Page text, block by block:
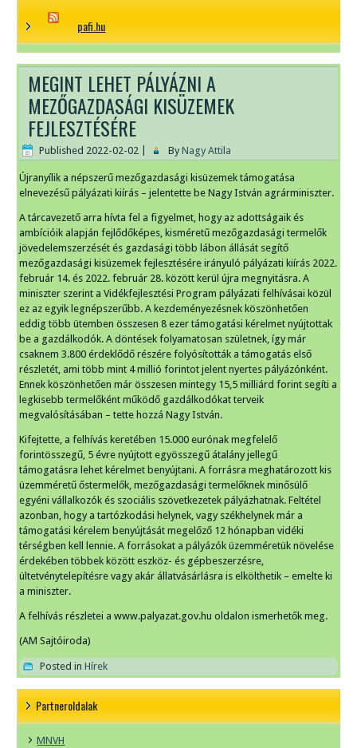
pafi.hu
MEGINT LEHET PÁLYÁZNI A
MEZŐGAZDASÁGI KISÜZEMEK
FEJLESZTÉSÉRE
Published 2022-02-02 By Nagy Attila
Újranyílik a népszerű mezőgazdasági kisüzemek támogatása
elnevezésű pályázati kiírás – jelentette be Nagy István agrárminiszter.
A tárcavezető arra hívta fel a figyelmet, hogy az adottságaik és
ambícióik alapján fejlődőképes, kisméretű mezőgazdasági termelők
jövedelemszerzését és gazdasági több lábon állását segítő
mezőgazdasági kisüzemek fejlesztésére irányuló pályázati kiírás 2022.
február 14. és 2022. február 28. között kerül újra megnyitásra. A
miniszter szerint a Vidékfejlesztési Program pályázati felhívásai közül
ez az egyik legnépszerűbb. A kezdeményezésnek köszönhetően
eddig több ütemben összesen 8 ezer támogatási kérelmet nyújtottak
be a gazdálkodók. A döntések folyamatosan születnek, így már
csaknem 3.800 érdeklődő részére folyósították a támogatás első
részletét, ami több mint 4 millió forintot jelent nyertes pályázónként.
Ennek köszönhetően már összesen mintegy 15,5 milliárd forint segíti a
legkisebb termelőként működő gazdálkodókat terveik
megvalósításában – tette hozzá Nagy István.
Kifejtette, a felhívás keretében 15.000 eurónak megfelelő
forintösszegű, 5 évre nyújtott egyösszegű átalány jellegű
támogatásra lehet kérelmet benyújtani. A forrásra meghatározott kis
üzemméretű őstermelők, mezőgazdasági termelőknek minősülő
egyéni vállalkozók és szociális szövetkezetek pályázhatnak. Feltétel
azonban, hogy a tartózkodási helynek, vagy székhelynek már a
támogatási kérelem benyújtását megelőző 12 hónapban vidéki
térségben kell lennie. A forrásokat a pályázók üzemméretük növelése
érdekében többek között eszköz- és gépbeszerzésre,
ültetvénytelepítésre vagy akár állatvásárlásra is elkölthetik – emelte ki
a miniszter.
A felhívás részletei a www.palyazat.gov.hu oldalon ismerhetők meg.
(AM Sajtóiroda)
Posted in Hírek
Partneroldalak
MNVH